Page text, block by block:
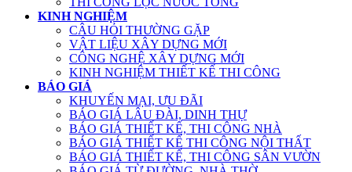
KINH NGHIỆM
CÂU HỎI THƯỜNG GẶP
VẬT LIỆU XÂY DỰNG MỚI
CÔNG NGHỆ XÂY DỰNG MỚI
KINH NGHIỆM THIẾT KẾ THI CÔNG
BÁO GIÁ
KHUYẾN MẠI, ƯU ĐÃI
BÁO GIÁ LÂU ĐÀI, DINH THỰ
BÁO GIÁ THIẾT KẾ, THI CÔNG NHÀ
BÁO GIÁ THIẾT KẾ THI CÔNG NỘI THẤT
BÁO GIÁ THIẾT KẾ, THI CÔNG SÂN VƯỜN